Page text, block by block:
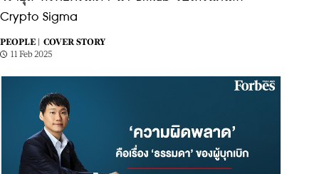
Crypto Sigma
PEOPLE |
COVER STORY
11 Feb 2025